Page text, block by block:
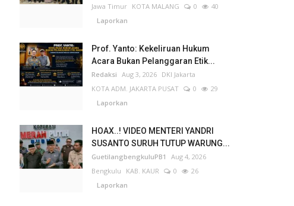
Jawa Timur KOTA MALANG 0
40
Laporkan
Prof. Yanto: Kekeliruan Hukum
Acara Bukan Pelanggaran Etik...
Redaksi Aug 3, 2026 DKI Jakarta
KOTA ADM. JAKARTA PUSAT
0
29
Laporkan
HOAX..! VIDEO MENTERI YANDRI
SUSANTO SURUH TUTUP WARUNG...
GuetilangbengkuluPB1
Aug 4, 2026
Bengkulu
KAB. KAUR 0
26
Laporkan